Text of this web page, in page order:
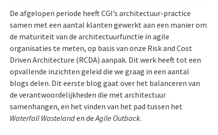
De afgelopen periode heeft CGI’s architectuur-practice
samen met een aantal klanten gewerkt aan een manier om
de maturiteit van de architectuurfunctie in agile
organisaties te meten, op basis van onze Risk and Cost
Driven Architecture (RCDA) aanpak. Dit werk heeft tot een
opvallende inzichten geleid die we graag in een aantal
blogs delen. Dit eerste blog gaat over het balanceren van
de verantwoordelijkheden die met architectuur
samenhangen, en het vinden van het pad tussen het
Waterfall Wastelanden de Agile Outback.